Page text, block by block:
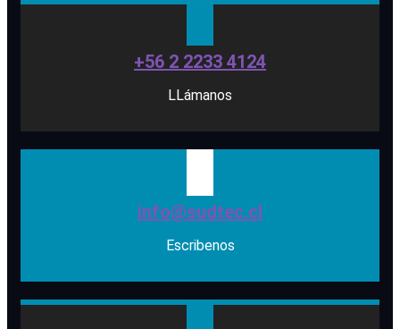
+56 2 2233 4124
LLámanos
info@sudtec.cl
Escribenos